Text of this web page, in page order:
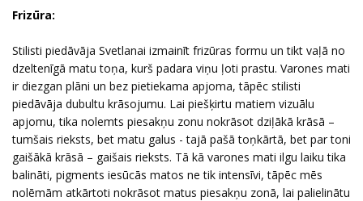
Frizūra:
Stilisti piedāvāja Svetlanai izmainīt frizūras formu un tikt vaļā no
dzeltenīgā matu toņa, kurš padara viņu ļoti prastu. Varones mati
ir diezgan plāni un bez pietiekama apjoma, tāpēc stilisti
piedāvāja dubultu krāsojumu. Lai piešķirtu matiem vizuālu
apjomu, tika nolemts piesakņu zonu nokrāsot dziļākā krāsā –
tumšais rieksts, bet matu galus - tajā pašā toņkārtā, bet par toni
gaišākā krāsā – gaišais rieksts. Tā kā varones mati ilgu laiku tika
balināti, pigments iesūcās matos ne tik intensīvi, tāpēc mēs
nolēmām atkārtoti nokrāsot matus piesakņu zonā, lai palielinātu